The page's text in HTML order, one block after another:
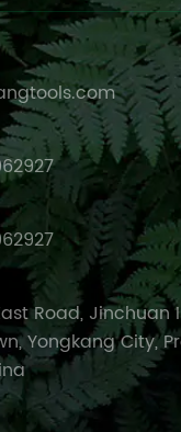
Road, Jinchuan
Yongkang City,